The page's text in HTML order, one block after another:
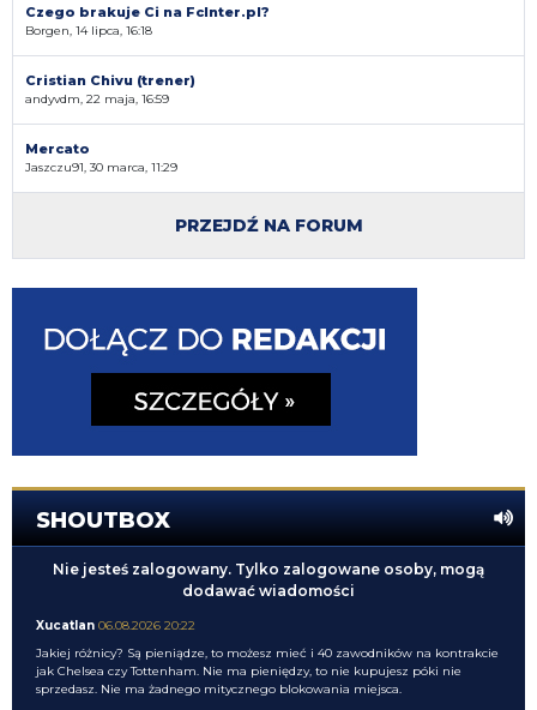
Czego brakuje Ci na FcInter.pl?
Borgen, 14 lipca, 16:18
Cristian Chivu (trener)
andyvdm, 22 maja, 16:59
Mercato
Jaszczu91, 30 marca, 11:29
PRZEJDŹ NA FORUM
SHOUTBOX
Nie jesteś zalogowany. Tylko zalogowane osoby, mogą
dodawać wiadomości
Xucatlan 06.08.2026 20:22
Jakiej różnicy? Są pieniądze, to możesz mieć i 40 zawodników na kontrakcie
jak Chelsea czy Tottenham. Nie ma pieniędzy, to nie kupujesz póki nie
sprzedasz. Nie ma żadnego mitycznego blokowania miejsca.